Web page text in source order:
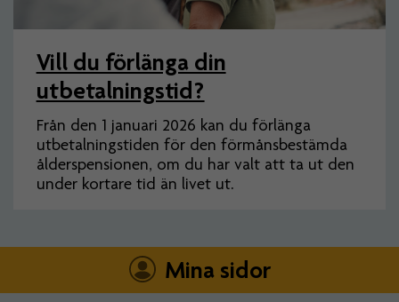
Vill du förlänga din
utbetalningstid?
Från den 1 januari 2026 kan du förlänga
utbetalningstiden för den förmånsbestämda
ålderspensionen, om du har valt att ta ut den
under kortare tid än livet ut.
Mina sidor